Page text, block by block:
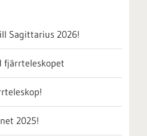
Sagittarius 2026!
fjärrteleskopet
2025!